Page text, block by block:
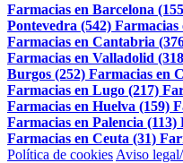
Farmacias en Barcelona
Pontevedra (542) Farmacias
Farmacias en Cantabria
Farmacias en Valladolid
Burgos (252) Farmacias en
Farmacias en Lugo (217)
Farmacias en Huelva (159)
Farmacias en Palencia (113)
Farmacias en Ceuta (31)
Política de cookies Aviso